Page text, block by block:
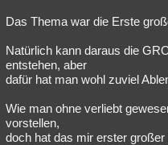
Das Thema war die Erste
Natürlich kann daraus die
entstehen, aber
dafür hat man wohl zuviel
Wie man ohne verliebt
vorstellen,
doch hat das mir erster